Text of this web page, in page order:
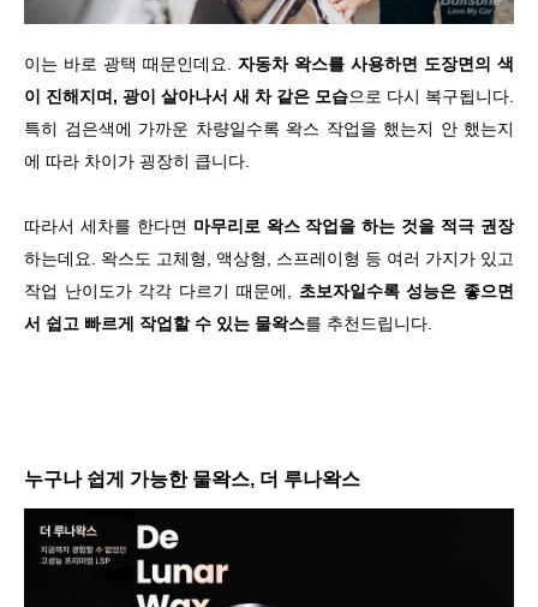
이는 바로 광택 때문인데요. 자동차 왁스를 사용하면 도장면의 색
이 진해지며, 광이 살아나서 새 차 같은 모습으로 다시 복구됩니다.
특히 검은색에 가까운 차량일수록 왁스 작업을 했는지 안 했는지
에 따라 차이가 굉장히 큽니다.
따라서 세차를 한다면 마무리로 왁스 작업을 하는 것을 적극 권장
하는데요. 왁스도 고체형, 액상형, 스프레이형 등 여러 가지가 있고
작업 난이도가 각각 다르기 때문에, 초보자일수록 성능은 좋으면
서 쉽고 빠르게 작업할 수 있는 물왁스를 추천드립니다.
누구나 쉽게 가능한 물왁스, 더 루나왁스